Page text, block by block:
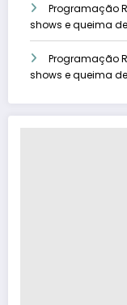
Programação
shows e queima
Programação
shows e queima